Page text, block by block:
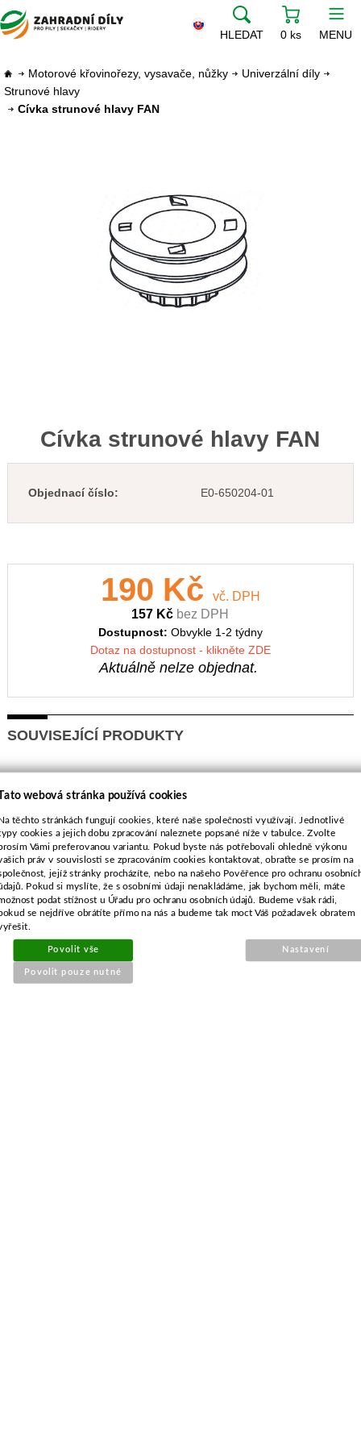
HLEDAT 0 ks MENU
Motorové křovinořezy, vysavače, nůžky
Univerzální díly
Strunové hlavy
Cívka strunové hlavy FAN
Cívka strunové hlavy FAN
Objednací číslo: E0-650204-01
190 Kč
vč. DPH
157 Kč bez DPH
Dostupnost: Obvykle 1-2 týdny
Dotaz na dostupnost - klikněte ZDE
Aktuálně nelze objednat.
SOUVISEJÍCÍ PRODUKTY
.325"
webová stránka používá cookies
těchto stránkách fungují cookies, které naše společnosti využívají. Jednotlivé
cookies a jejich dobu zpracování naleznete popsané níže v tabulce. Zvolte
Vámi preferovanou variantu. Pokud byste nás potřebovali ohledně výkonu
práv v souvislosti se zpracováním cookies kontaktovat, obraťte se prosím na
jejíž stránky procházíte, nebo na našeho Pověřence pro ochranu
Pokud si myslíte, že s osobními údaji nenakládáme, jak bychom měli, máte
podat stížnost u Úřadu pro ochranu osobních údajů. Budeme však rádi,
se nejdříve obrátíte přímo na nás a budeme tak moct Váš požadavek obratem
Povolit vše
Povolit pouze nutné
Nastavení